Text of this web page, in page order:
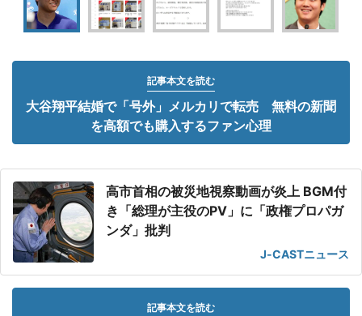
記事本文を読む
大谷翔平結婚で「号外」メルカリで転売 無料の新聞
を高額でも購入するファン心理
高市首相の被災地視察動画が炎上 BGM付
き「総理が主役のPV」に「政権プロパガ
ンダ」批判
J-CASTニュース
記事本文を読む